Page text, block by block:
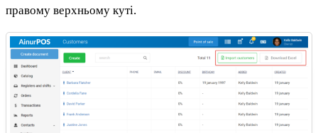
правому верхньому куті.